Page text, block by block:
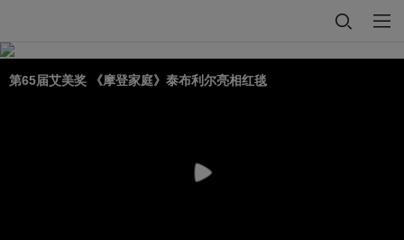
第65届艾美奖 《摩登家庭》泰布利尔亮相红毯